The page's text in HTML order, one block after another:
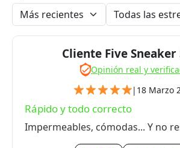
Cliente Five Sneaker
Opinión real y
| 18 Marzo
Rápido y todo correcto
Impermeables, cómodas... Y no